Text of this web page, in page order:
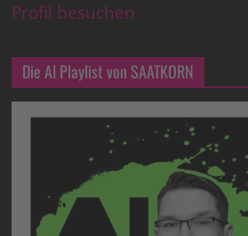
Profil besuchen
Die AI Playlist von SAATKORN